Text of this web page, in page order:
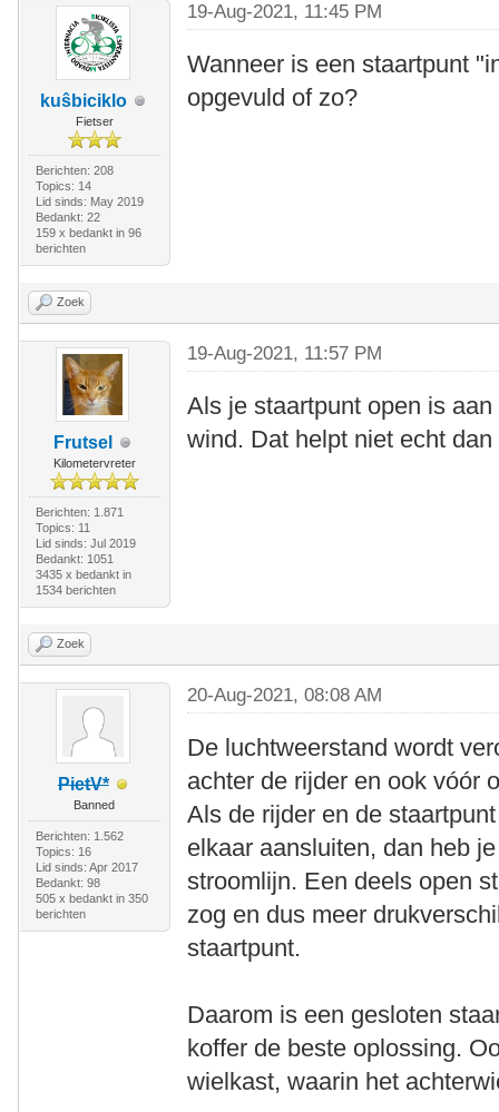
kuŝbiciklo
Fietser
Berichten: 208
Topics: 14
Lid sinds: May 2019
Bedankt: 22
159 x bedankt in 96
berichten
19-Aug-2021, 11:45 PM
Wanneer is een staartpunt
opgevuld of zo?
Zoek
Frutsel
Kilometervreter
Berichten: 1.871
Topics: 11
Lid sinds: Jul 2019
Bedankt: 1051
3435 x bedankt in
1534 berichten
19-Aug-2021, 11:57 PM
Als je staartpunt open is
wind. Dat helpt niet echt dan
Zoek
PietV*
Banned
Berichten: 1.562
Topics: 16
Lid sinds: Apr 2017
Bedankt: 98
505 x bedankt in 350
berichten
20-Aug-2021, 08:08 AM
De luchtweerstand wordt
achter de rijder en ook vóór
Als de rijder en de
elkaar aansluiten, dan heb
stroomlijn. Een deels open
zog en dus meer
staartpunt.
Daarom is een gesloten
koffer de beste oplossing.
wielkast, waarin het